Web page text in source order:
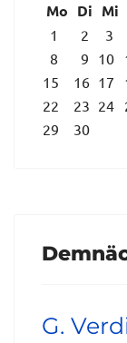
Mo Di Mi
1 2 3
8
9 10
15
16 17
22
23 24
29
30
G.